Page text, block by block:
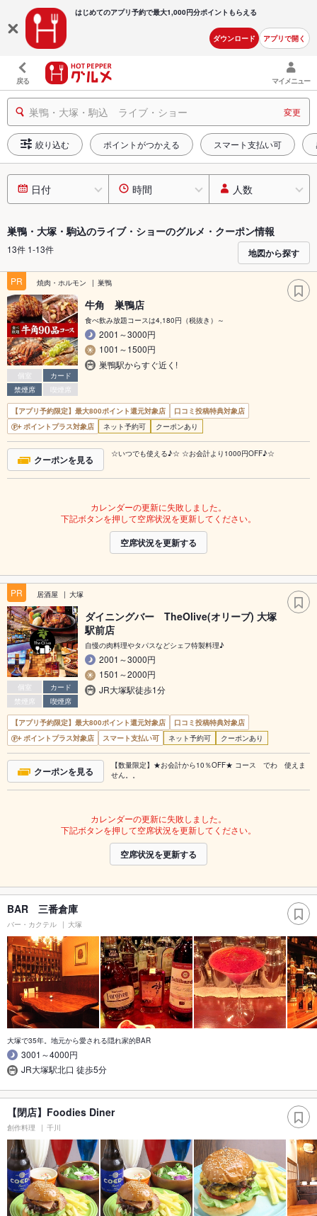
はじめてのアプリ予約で最大1,000円分ポイントもらえる
ダウンロード アプリで開く
戻る マイメニュー
巣鴨・大塚・駒込 ライブ・ショー 変更
絞り込む ポイントがつかえる スマート支払い可
日付 時間 人数
巣鴨・大塚・駒込のライブ・ショーのグルメ・クーポン情報
13件 1-13件 地図から探す
PR 焼肉・ホルモン 巣鴨
個室
カード
禁煙席
喫煙席
牛角 巣鴨店
食べ飲み放題コースは4,180円（税抜き）～
2001～3000円
1001～1500円
巣鴨駅からすぐ近く!
【アプリ予約限定】最大800ポイント還元対象店
口コミ投稿特典対象店
ポイントプラス対象店
ネット予約可 クーポンあり
クーポンを見る ☆いつでも使える♪☆ ☆お会計より1000円OFF♪☆
カレンダーの更新に失敗しました。
下記ボタンを押して空席状況を更新してください。
空席状況を更新する
PR 居酒屋 大塚
個室
カード
禁煙席
喫煙席
ダイニングバー TheOlive(オリーブ) 大塚
駅前店
自慢の肉料理やタパスなどシェフ特製料理♪
2001～3000円
1501～2000円
JR大塚駅徒歩1分
【アプリ予約限定】最大800ポイント還元対象店
口コミ投稿特典対象店
ポイントプラス対象店
スマート支払い可 ネット予約可 クーポンあり
クーポンを見る
【数量限定】★お会計から10％OFF★ コース でわ 使えま
せん。。
カレンダーの更新に失敗しました。
下記ボタンを押して空席状況を更新してください。
空席状況を更新する
BAR 三番倉庫
バー・カクテル 大塚
大塚で35年。地元から愛される隠れ家的BAR
3001～4000円
JR大塚駅北口 徒歩5分
【閉店】Foodies Diner
創作料理 千川